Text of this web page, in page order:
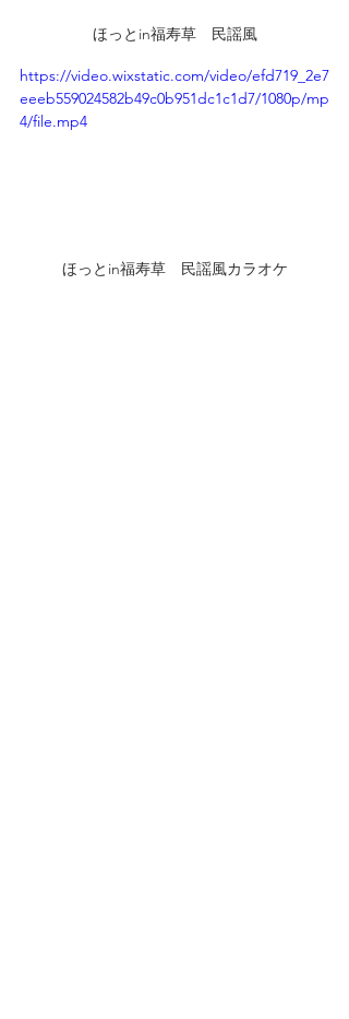
ほっとin福寿草　民謡風
https://video.wixstatic.com/video/efd719_2e7
eeeb559024582b49c0b951dc1c1d7/1080p/mp
4/file.mp4
ほっとin福寿草　民謡風カラオケ